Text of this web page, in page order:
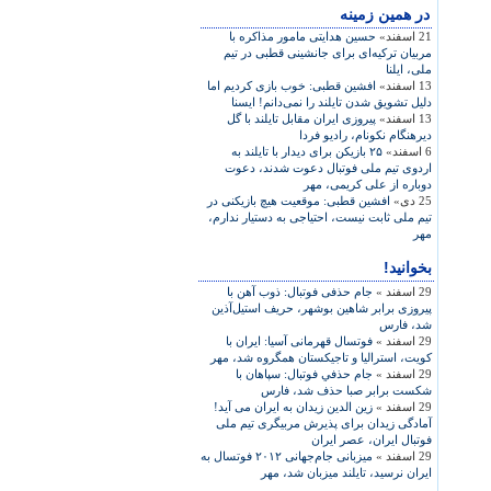
در همين زمينه
21 اسفند»
حسين هدايتی مامور مذاکره با
مربيان ترکيه‌ای برای جانشينی قطبی در تيم
ملی، ايلنا
13 اسفند»
افشين قطبی: خوب بازی کرديم اما
دليل تشويق‌ شدن تايلند را نمی‌دانم! ايسنا
13 اسفند»
پیروزی ایران مقابل تایلند با گل
ديرهنگام نکونام، راديو فردا
6 اسفند»
۲۵ بازيکن برای ديدار با تايلند به
اردوی تيم ملی فوتبال دعوت شدند، دعوت
دوباره از علی کريمی، مهر
25 دی»
افشين قطبی: موقعيت هيچ بازيکنی در
تيم ملی ثابت نيست، احتياجی به دستيار ندارم،
مهر
بخوانید!
29 اسفند »
جام حذفی فوتبال: ذوب آهن با
پيروزی برابر شاهين بوشهر، حريف استيل‌آذين
شد، فارس
29 اسفند »
فوتسال قهرمانی آسيا: ايران با
کويت، استراليا و تاجيکستان همگروه شد، مهر
29 اسفند »
جام حذفي فوتبال: سپاهان با
شكست برابر صبا حذف شد، فارس
29 اسفند »
زين الدين زيدان به ايران می آيد!
آمادگی زيدان برای پذيرش مربيگری تيم ملی
فوتبال ايران، عصر ايران
29 اسفند »
ميزبانی جام‌جهانی ۲۰۱۲ فوتسال به
ايران نرسيد، تايلند ميزبان شد، مهر